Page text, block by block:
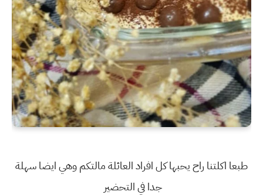
طبعا اكلتنا راح يحبها كل افراد العائلة مالتكم وهي ايضا سهلة
جدا في التحضير